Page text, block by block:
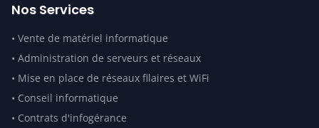
Nos Services
• Vente de matériel informatique
• Administration de serveurs et réseaux
• Mise en place de réseaux filaires et WiFi
• Conseil informatique
• Contrats d'infogérance